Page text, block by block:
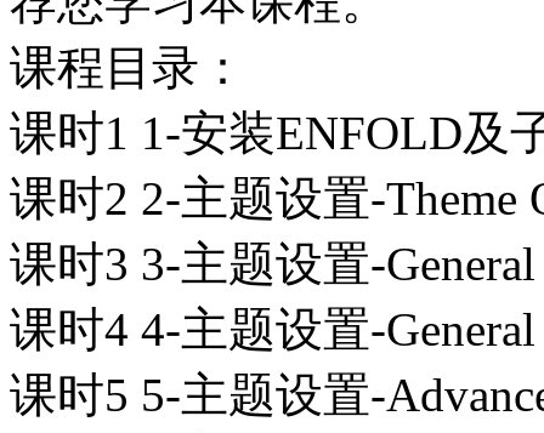
课程目录：
课时1 1-安装ENFOLD及
课时2 2-主题设置-Theme
课时3 3-主题设置-
课时4 4-主题设置-
课时5 5-主题设置-